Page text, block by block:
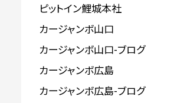
ピットイン鯉城本社
カージャンボ山口
カージャンボ山口-ブログ
カージャンボ広島
カージャンボ広島-ブログ